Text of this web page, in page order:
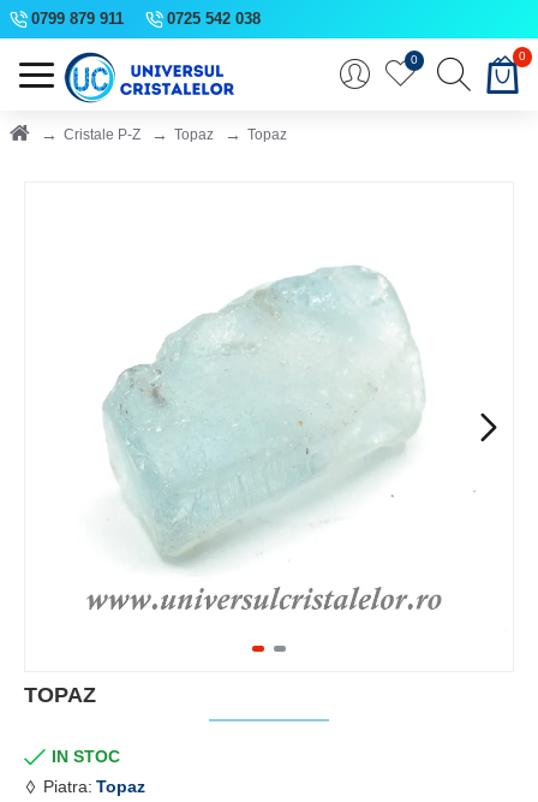
0799 879 911 0725 542 038
0 0
Cristale P-Z Topaz Topaz
TOPAZ
IN STOC
Piatra: Topaz